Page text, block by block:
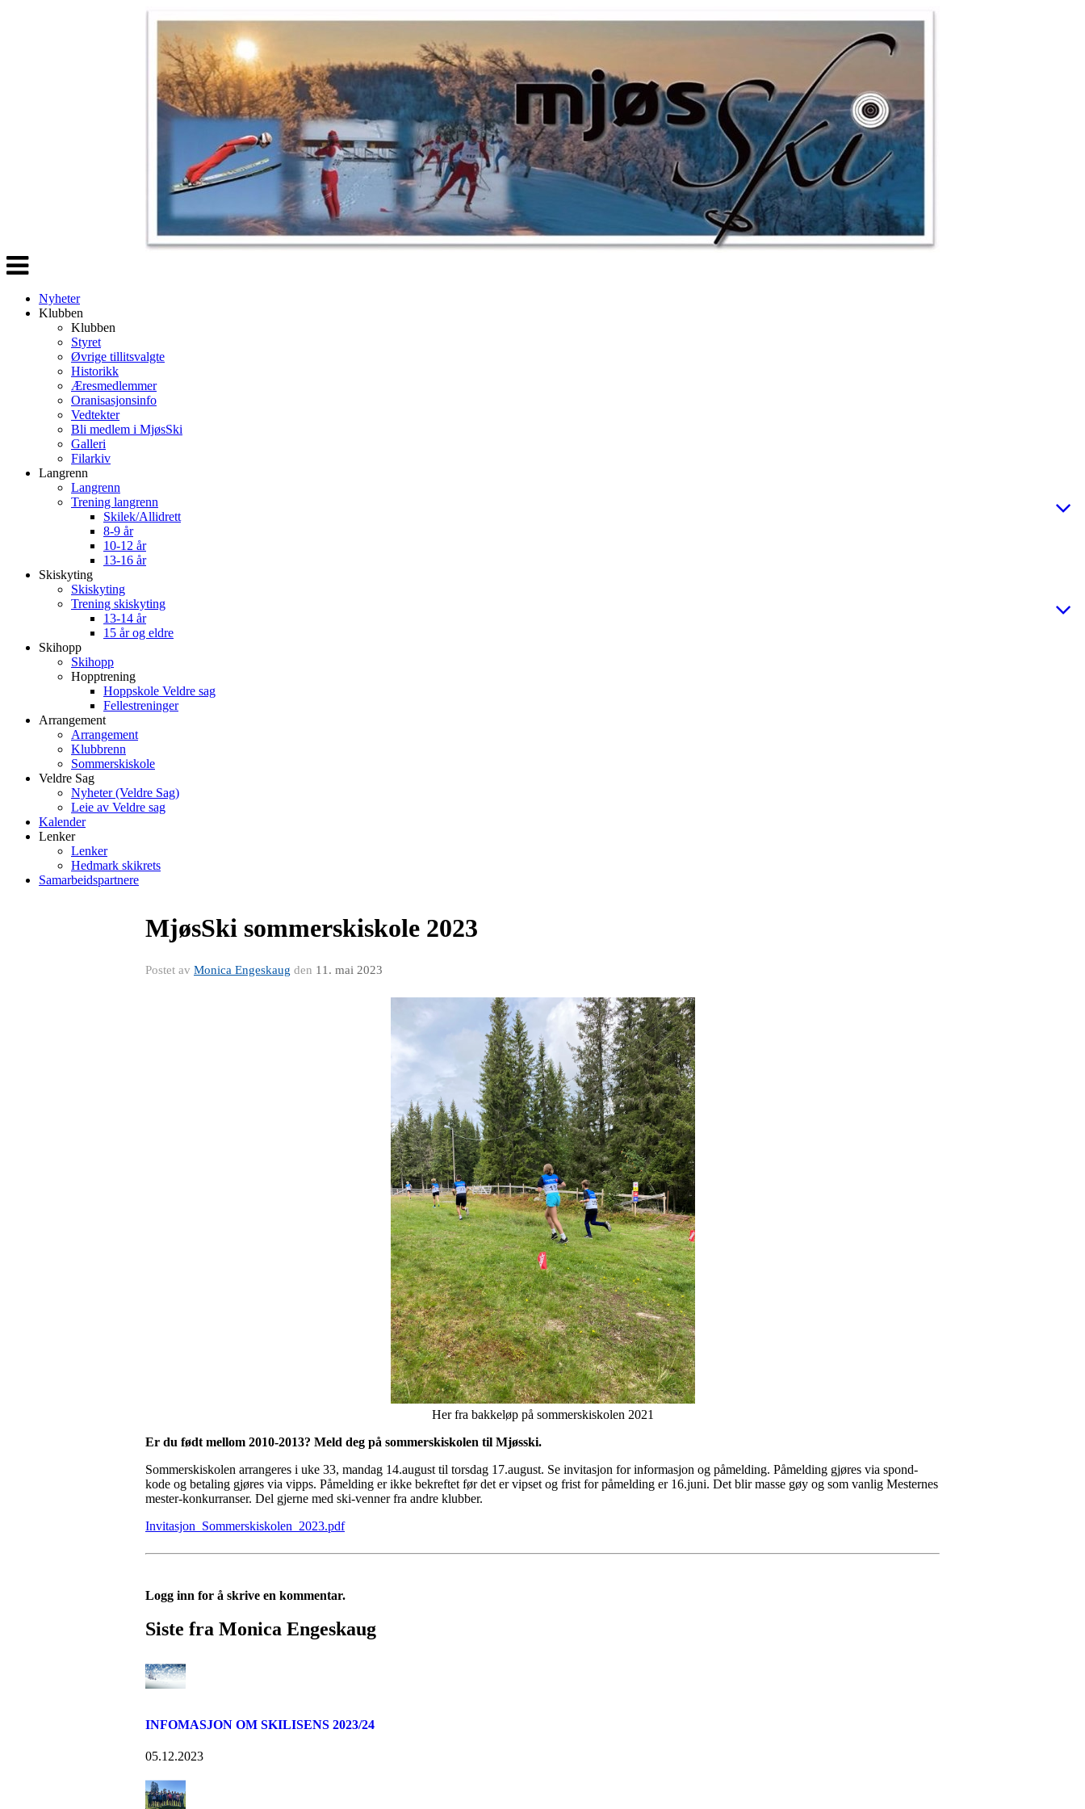
Veksle
navigasjon
Nyheter
Klubben
Klubben
Styret
Øvrige tillitsvalgte
Historikk
Æresmedlemmer
Oranisasjonsinfo
Vedtekter
Bli medlem i MjøsSki
Galleri
Filarkiv
Langrenn
Langrenn
Trening langrenn
Skilek/Allidrett
8-9 år
10-12 år
13-16 år
Skiskyting
Skiskyting
Trening skiskyting
13-14 år
15 år og eldre
Skihopp
Skihopp
Hopptrening
Hoppskole Veldre sag
Fellestreninger
Arrangement
Arrangement
Klubbrenn
Sommerskiskole
Veldre Sag
Nyheter (Veldre Sag)
Leie av Veldre sag
Kalender
Lenker
Lenker
Hedmark skikrets
Samarbeidspartnere
MjøsSki sommerskiskole 2023
Postet av Monica Engeskaug den 11. mai 2023
Her fra bakkeløp på sommerskiskolen 2021
Er du født mellom 2010-2013? Meld deg på sommerskiskolen til Mjøsski.
Sommerskiskolen arrangeres i uke 33, mandag 14.august til torsdag 17.august. Se invitasjon for informasjon og påmelding. Påmelding gjøres via spond-
kode og betaling gjøres via vipps. Påmelding er ikke bekreftet før det er vipset og frist for påmelding er 16.juni. Det blir masse gøy og som vanlig Mesternes
mester-konkurranser. Del gjerne med ski-venner fra andre klubber.
Invitasjon_Sommerskiskolen_2023.pdf
Logg inn for å skrive en kommentar.
Siste fra Monica Engeskaug
INFOMASJON OM SKILISENS 2023/24
05.12.2023